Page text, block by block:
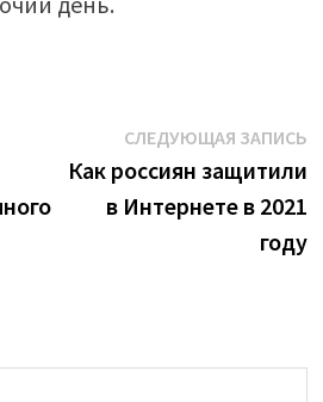
СЛЕДУЮЩАЯ ЗАПИСЬ
Как россиян защитили
в Интернете в 2021
году